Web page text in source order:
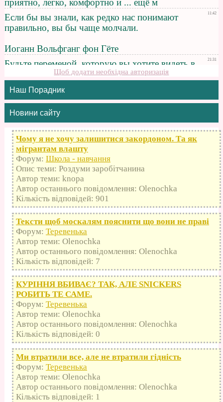
Щоб додати необхідна авторизація
Наш Порадник
Новини сайту
Чому я не хочу залишитися закордоном. Та як
мігрантам влашту
Форум: Школа - навчання
Опис теми: Роздуми заробітчанина
Автор теми: knopa
Автор останнього повідомлення: Olenochka
Кількість відповідей: 901
Тексти щоб москалям пояснити що вони не праві
Форум: Теревенька
Автор теми: Olenochka
Автор останнього повідомлення: Olenochka
Кількість відповідей: 7
КУРІННЯ ВБИВАЄ? ТАК, АЛЕ SNICKERS
РОБИТЬ ТЕ САМЕ.
Форум: Теревенька
Автор теми: Olenochka
Автор останнього повідомлення: Olenochka
Кількість відповідей: 0
Ми втратили все, але не втратили гідність
Форум: Теревенька
Автор теми: Olenochka
Автор останнього повідомлення: Olenochka
Кількість відповідей: 1